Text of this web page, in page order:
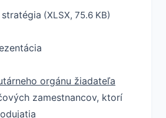
(XLSX, 75.6 KB)
orgánu žiadateľa
zamestnancov, ktorí